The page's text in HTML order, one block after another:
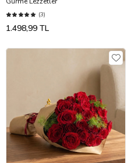
(3)
1.498,99 TL